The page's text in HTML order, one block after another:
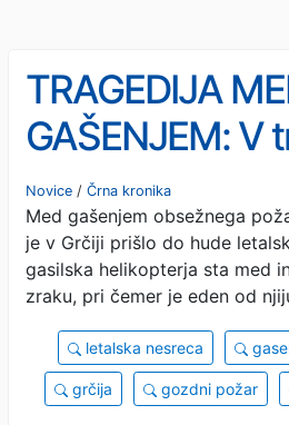
TRAGEDIJA
GAŠENJEM: V
helikopterjev v
pilota (VIDEO)
Novice / Črna kronika
Med gašenjem obsežnega
je v Grčiji prišlo do hude
gasilska helikopterja sta med
zraku, pri čemer je eden od
letalska nesreca
grčija gozdni požar